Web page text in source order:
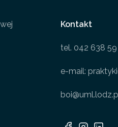
Kontakt
tel. 042 638
e-mail: